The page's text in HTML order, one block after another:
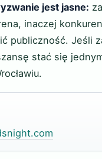
jest jasne:
inaczej
publiczność. Jeśli
stać się